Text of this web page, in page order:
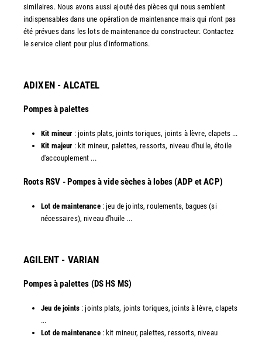
similaires. Nous avons aussi ajouté des pièces qui nous semblent
indispensables dans une opération de maintenance mais qui n'ont pas
été prévues dans les lots de maintenance du constructeur. Contactez
le service client pour plus d'informations.
ADIXEN - ALCATEL
Pompes à palettes
Kit mineur : joints plats, joints toriques, joints à lèvre, clapets ...
Kit majeur : kit mineur, palettes, ressorts, niveau d'huile, étoile
d'accouplement ...​
​Roots RSV - Pompes à vide sèches à lobes (ADP et ACP)
Lot de maintenance: jeu de joints, roulements, bagues (si
nécessaires), niveau d'huile ...​
AGILENT - VARIAN
Pompes à palettes (DS HS MS)
Jeu de joints : joints plats, joints toriques, joints à lèvre, clapets
...
Lot de maintenance: kit mineur, palettes, ressorts, niveau